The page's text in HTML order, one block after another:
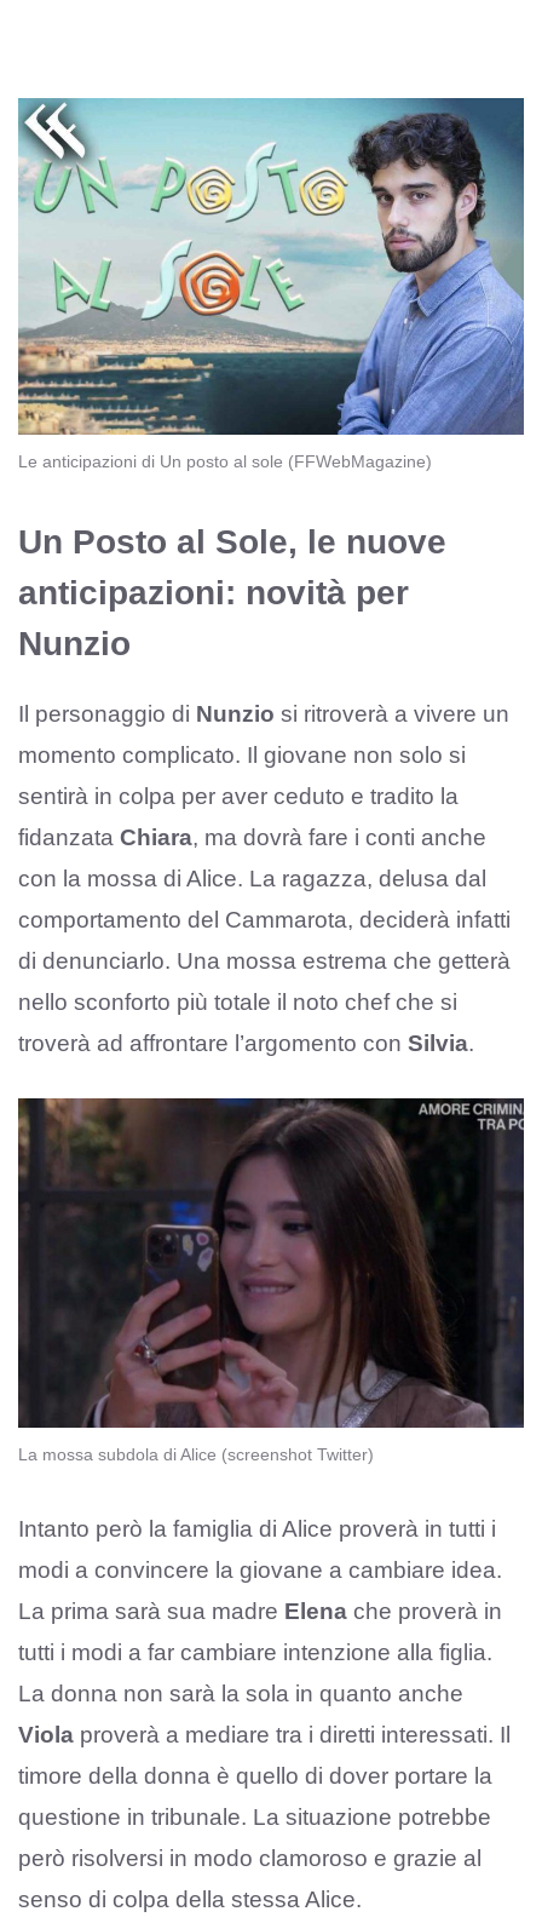
Le anticipazioni di Un posto al sole (FFWebMagazine)
Un Posto al Sole, le nuove
anticipazioni: novità per
Nunzio
Il personaggio di Nunzio si ritroverà a vivere un
momento complicato. Il giovane non solo si
sentirà in colpa per aver ceduto e tradito la
fidanzata Chiara, ma dovrà fare i conti anche
con la mossa di Alice. La ragazza, delusa dal
comportamento del Cammarota, deciderà infatti
di denunciarlo. Una mossa estrema che getterà
nello sconforto più totale il noto chef che si
troverà ad affrontare l’argomento con Silvia.
La mossa subdola di Alice (screenshot Twitter)
Intanto però la famiglia di Alice proverà in tutti i
modi a convincere la giovane a cambiare idea.
La prima sarà sua madre Elena che proverà in
tutti i modi a far cambiare intenzione alla figlia.
La donna non sarà la sola in quanto anche
Viola proverà a mediare tra i diretti interessati. Il
timore della donna è quello di dover portare la
questione in tribunale. La situazione potrebbe
però risolversi in modo clamoroso e grazie al
senso di colpa della stessa Alice.